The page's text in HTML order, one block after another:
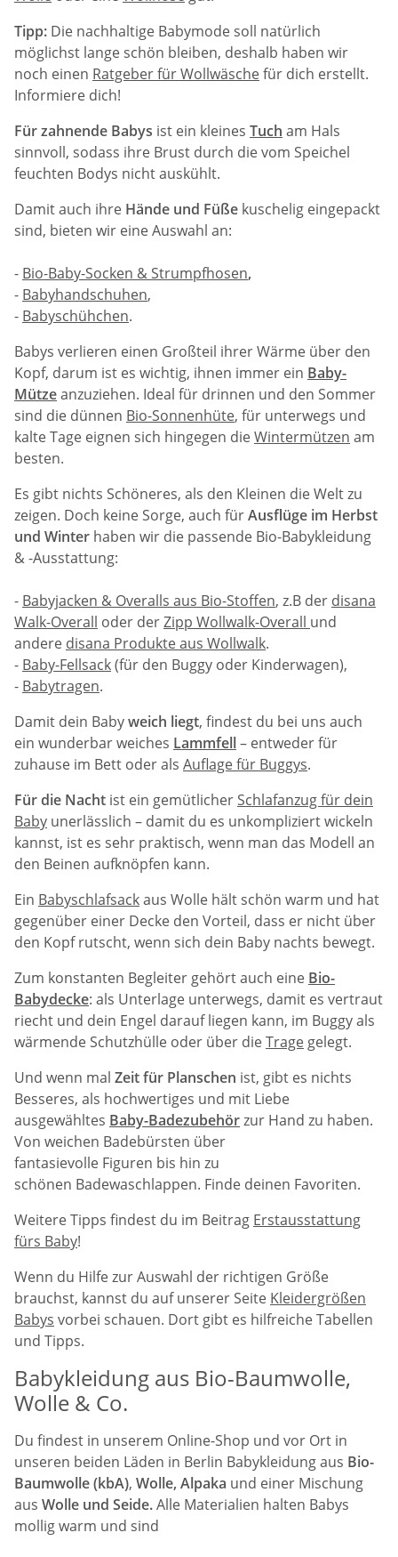
Tipp: Die nachhaltige Babymode soll natürlich
möglichst lange schön bleiben, deshalb haben wir
noch einen Ratgeber für Wollwäschefür dich erstellt.
Informiere dich!
Für zahnende Babys ist ein kleines Tuch am Hals
sinnvoll, sodass ihre Brust durch die vom Speichel
feuchten Bodys nicht auskühlt.
Damit auch ihre Hände und Füße kuschelig eingepackt
sind, bieten wir eine Auswahl an:
- Bio-Baby-Socken & Strumpfhosen,
- Babyhandschuhen,
- Babyschühchen.
Babys verlieren einen Großteil ihrer Wärme über den
Kopf, darum ist es wichtig, ihnen immer ein Baby-
Mützeanzuziehen. Ideal für drinnen und den Sommer
sind die dünnen Bio-Sonnenhüte, für unterwegs und
kalte Tage eignen sich hingegen dieWintermützen am
besten.
Es gibt nichts Schöneres, als den Kleinen die Welt zu
zeigen. Doch keine Sorge, auch fürAusflüge im Herbst
und Winter haben wir die passende Bio-Babykleidung
& -Ausstattung:
- Babyjacken & Overalls aus Bio-Stoffen, z.B der disana
Walk-Overall oder derZipp Wollwalk-Overall und
andere disana Produkte aus Wollwalk.
- Baby-Fellsack(für den Buggy oder Kinderwagen),
- Babytragen.
Damit dein Babyweich liegt, findest du bei uns auch
ein wunderbar weiches Lammfell– entweder für
zuhause im Bett oder als Auflage für Buggys.
Für die Nacht ist ein gemütlicher Schlafanzug für dein
Baby unerlässlich – damit du es unkompliziert wickeln
kannst, ist es sehr praktisch, wenn man das Modell an
den Beinen aufknöpfen kann.
Ein Babyschlafsackaus Wolle hält schön warm und hat
gegenüber einer Decke den Vorteil, dass er nicht über
den Kopf rutscht, wenn sich dein Baby nachts bewegt.
Zum konstanten Begleiter gehört auch eine Bio-
Babydecke: als Unterlage unterwegs, damit es vertraut
riecht und dein Engel darauf liegen kann, im Buggy als
wärmende Schutzhülle oder über dieTrage gelegt.
Und wenn mal Zeit für Planschen ist, gibt es nichts
Besseres, als hochwertiges und mit Liebe
ausgewähltes Baby-Badezubehörzur Hand zu haben.
Von weichen Badebürsten über
fantasievolle Figuren bis hin zu
schönen Badewaschlappen. Finde deinen Favoriten.
Weitere Tipps findest du im Beitrag Erstausstattung
fürs Baby!
Wenn du Hilfe zur Auswahl der richtigen Größe
brauchst, kannst du auf unserer Seite Kleidergrößen
Babys vorbei schauen. Dort gibt es hilfreiche Tabellen
und Tipps.
Babykleidung aus Bio-Baumwolle,
Wolle & Co.
Du findest in unserem Online-Shop und vor Ort in
unseren beiden Läden in Berlin Babykleidung aus Bio-
Baumwolle (kbA), Wolle, Alpaka und einer Mischung
aus Wolle und Seide.Alle Materialien halten Babys
mollig warm und sind